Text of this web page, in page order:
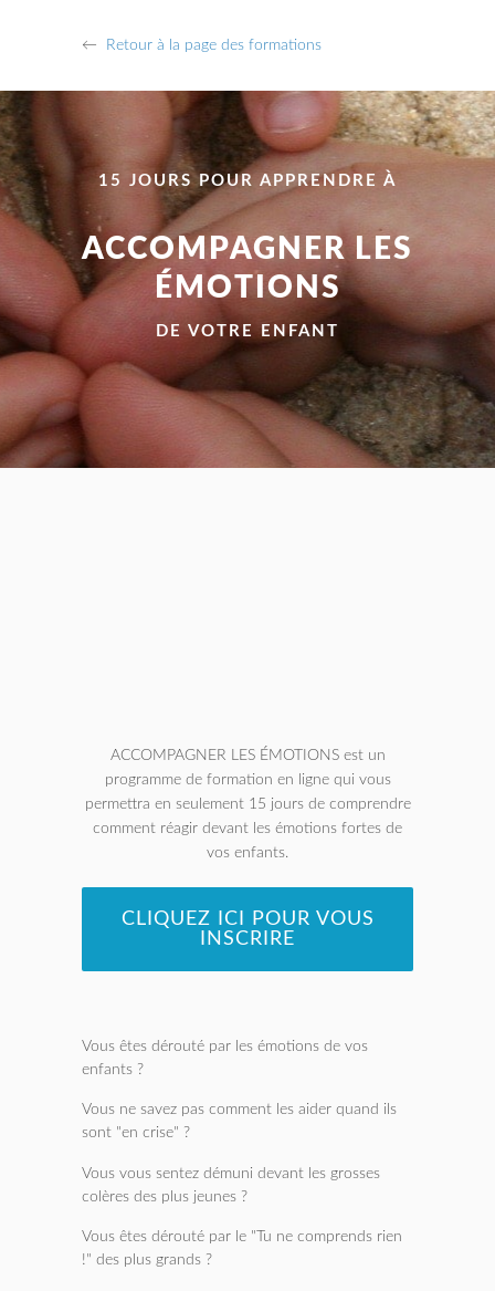
← Retour à la page des formations
15 JOURS POUR APPRENDRE À
ACCOMPAGNER LES
ÉMOTIONS
DE VOTRE ENFANT
ACCOMPAGNER LES ÉMOTIONS est un
programme de formation en ligne qui vous
permettra en seulement 15 jours de comprendre
comment réagir devant les émotions fortes de
vos enfants.
CLIQUEZ ICI POUR VOUS
INSCRIRE
Vous êtes dérouté par les émotions de vos
enfants ?
Vous ne savez pas comment les aider quand ils
sont "en crise" ?
Vous vous sentez démuni devant les grosses
colères des plus jeunes ?
Vous êtes dérouté par le "Tu ne comprends rien
!" des plus grands ?